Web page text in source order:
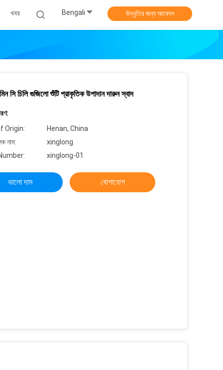
খবর Bengali উদ্ধৃতির জন্য আবেদন
সি চিলি গুজিলো শুঁটি প্রাকৃতিক উপাদান দারুন স্বাদ
Origin:
Henan, China
নাম:
xinglong
xinglong-01
ভালো দাম যোগাযোগ